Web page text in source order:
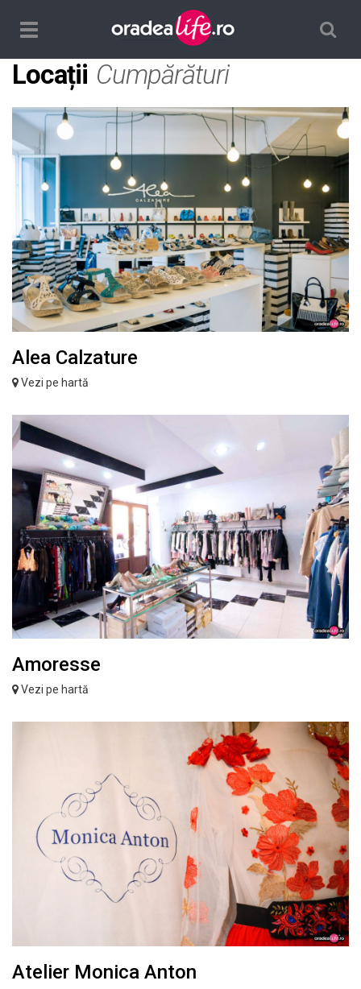
TPL_ORADEALIFE_TOGGLE_NAVIGATION
Locații Cumpărături
Alea Calzature
Vezi pe hartă
Amoresse
Vezi pe hartă
Atelier Monica Anton